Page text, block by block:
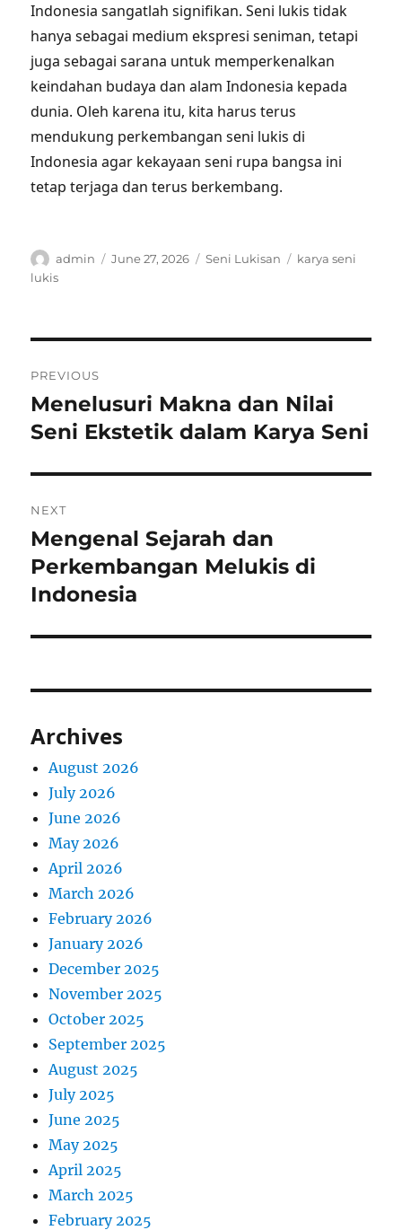
Indonesia sangatlah signifikan. Seni lukis tidak
hanya sebagai medium ekspresi seniman, tetapi
juga sebagai sarana untuk memperkenalkan
keindahan budaya dan alam Indonesia kepada
dunia. Oleh karena itu, kita harus terus
mendukung perkembangan seni lukis di
Indonesia agar kekayaan seni rupa bangsa ini
tetap terjaga dan terus berkembang.
Author
admin
Posted
June 27, 2026 Categories
Seni Lukisan Tags
karya seni
lukis
navigation
PREVIOUS
Previous
post:
Menelusuri Makna dan Nilai
Seni Ekstetik dalam Karya Seni
NEXT
Next
post:
Mengenal Sejarah dan
Perkembangan Melukis di
Indonesia
Archives
August 2026
July 2026
June 2026
May 2026
April 2026
March 2026
February 2026
January 2026
December 2025
November 2025
October 2025
September 2025
August 2025
July 2025
June 2025
May 2025
April 2025
March 2025
February 2025